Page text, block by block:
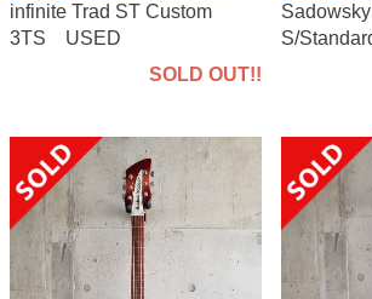
infinite Trad ST Custom
3TS USED
SOLD OUT!!
S/